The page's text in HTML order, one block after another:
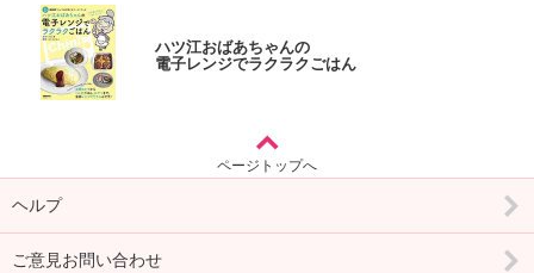
ハツ江おばあちゃんの
電子レンジでラクラクごはん
ページトップへ
ヘルプ
ご意見お問い合わせ